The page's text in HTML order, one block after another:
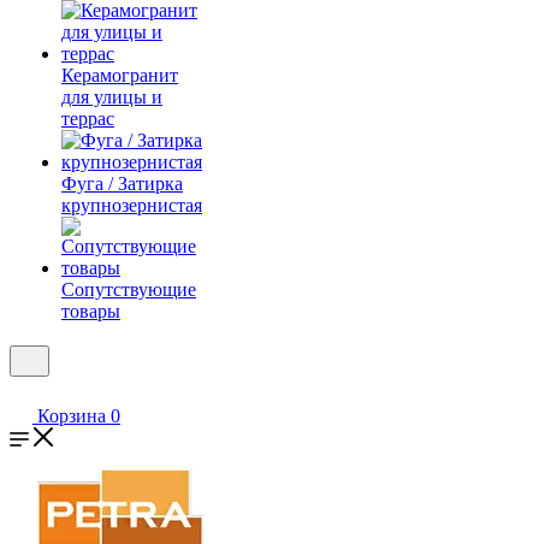
Керамогранит
для улицы и
террас
Фуга / Затирка
крупнозернистая
Сопутствующие
товары
Корзина 0